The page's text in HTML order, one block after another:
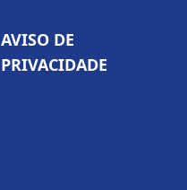
AVISO DE
PRIVACIDADE